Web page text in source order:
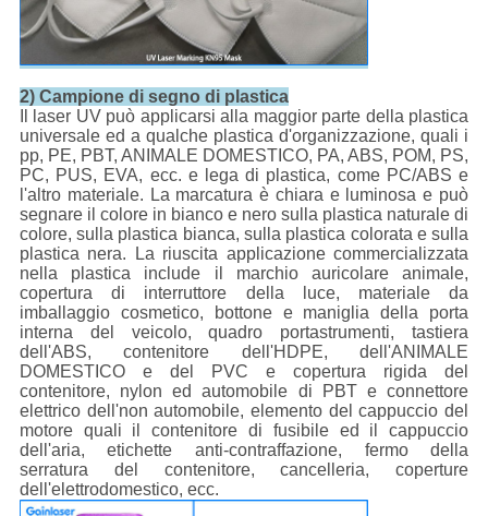
2) Campione di segno di plastica
Il laser UV può applicarsi alla maggior parte della plastica
universale ed a qualche plastica d'organizzazione, quali i
pp, PE, PBT, ANIMALE DOMESTICO, PA, ABS, POM, PS,
PC, PUS, EVA, ecc. e lega di plastica, come PC/ABS e
l'altro materiale. La marcatura è chiara e luminosa e può
segnare il colore in bianco e nero sulla plastica naturale di
colore, sulla plastica bianca, sulla plastica colorata e sulla
plastica nera. La riuscita applicazione commercializzata
nella plastica include il marchio auricolare animale,
copertura di interruttore della luce, materiale da
imballaggio cosmetico, bottone e maniglia della porta
interna del veicolo, quadro portastrumenti, tastiera
dell'ABS, contenitore dell'HDPE, dell'ANIMALE
DOMESTICO e del PVC e copertura rigida del
contenitore, nylon ed automobile di PBT e connettore
elettrico dell'non automobile, elemento del cappuccio del
motore quali il contenitore di fusibile ed il cappuccio
dell'aria, etichette anti-contraffazione, fermo della
serratura del contenitore, cancelleria, coperture
dell'elettrodomestico, ecc.